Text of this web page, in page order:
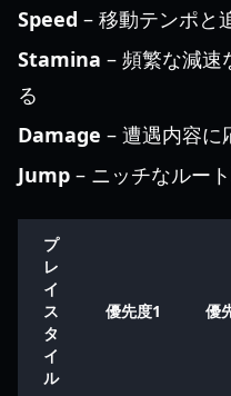
Speed – 移動テンポと
Stamina – 頻繁な減速
る
Damage – 遭遇内容に
Jump – ニッチなルー
プ
レ
イ
ス
タ
イ
ル
優先度1 優